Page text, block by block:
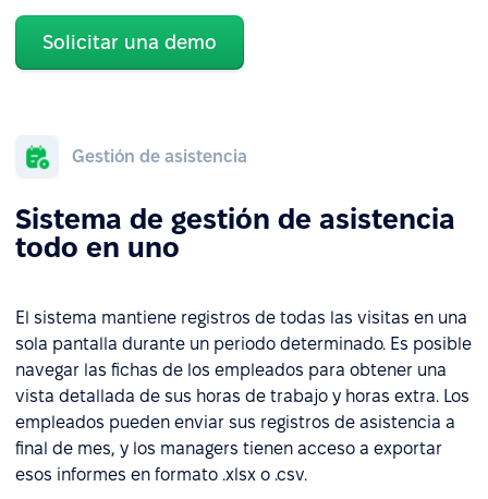
Solicitar una demo
Gestión de asistencia
Sistema de gestión de asistencia
todo en uno
El sistema mantiene registros de todas las visitas en una
sola pantalla durante un periodo determinado. Es posible
navegar las fichas de los empleados para obtener una
vista detallada de sus horas de trabajo y horas extra. Los
empleados pueden enviar sus registros de asistencia a
final de mes, y los managers tienen acceso a exportar
esos informes en formato .xlsx o .csv.